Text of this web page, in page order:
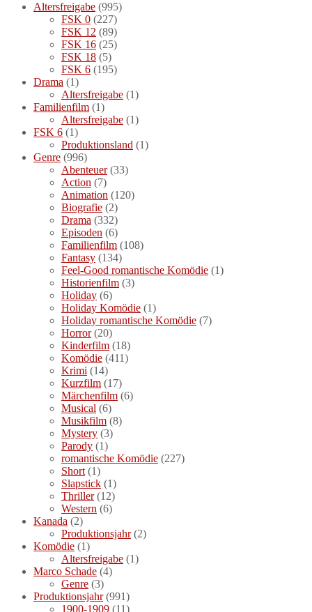
Altersfreigabe (995)
FSK 0 (227)
FSK 12 (89)
FSK 16 (25)
FSK 18 (5)
FSK 6 (195)
Drama (1)
Altersfreigabe (1)
Familienfilm (1)
Altersfreigabe (1)
FSK 6 (1)
Produktionsland (1)
Genre (996)
Abenteuer(33)
Action (7)
Animation (120)
Biografie (2)
Drama (332)
Episoden (6)
Familienfilm (108)
Fantasy (134)
Feel-Good romantische Komödie (1)
Historienfilm (3)
Holiday (6)
Holiday Komödie (1)
Holiday romantische Komödie (7)
Horror(20)
Kinderfilm (18)
Komödie (411)
Krimi (14)
Kurzfilm (17)
Märchenfilm (6)
Musical (6)
Musikfilm (8)
Mystery (3)
Parody (1)
romantische Komödie (227)
Short (1)
Slapstick (1)
Thriller(12)
Western (6)
Kanada (2)
Produktionsjahr(2)
Komödie (1)
Altersfreigabe (1)
Marco Schade (4)
Genre (3)
Produktionsjahr(991)
1900-1909 (11)